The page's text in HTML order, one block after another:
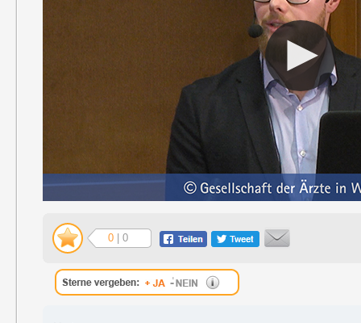
0 | 0